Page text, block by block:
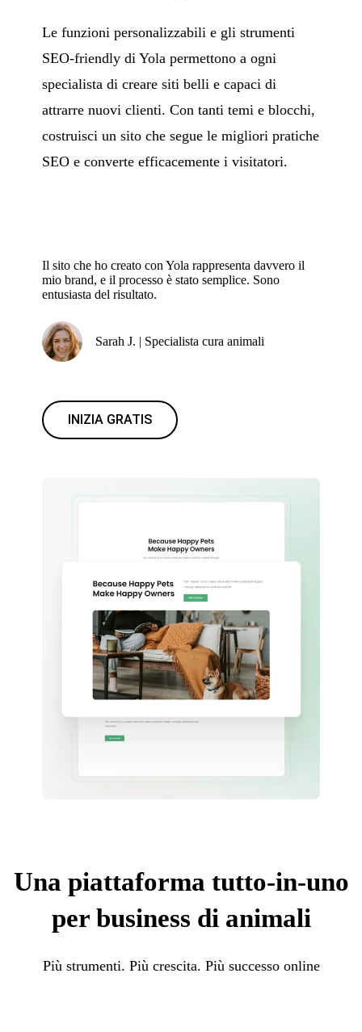
Le funzioni personalizzabili e gli strumenti
SEO-friendly di Yola permettono a ogni
specialista di creare siti belli e capaci di
attrarre nuovi clienti. Con tanti temi e blocchi,
costruisci un sito che segue le migliori pratiche
SEO e converte efficacemente i visitatori.
Il sito che ho creato con Yola rappresenta davvero il
mio brand, e il processo è stato semplice. Sono
entusiasta del risultato.
Sarah J. | Specialista cura animali
INIZIA GRATIS
Una piattaforma tutto-in-uno
per business di animali
Più strumenti. Più crescita. Più successo online